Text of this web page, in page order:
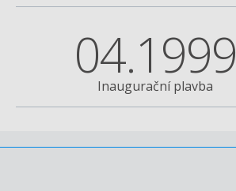
04.1999
Inaugurační plavba